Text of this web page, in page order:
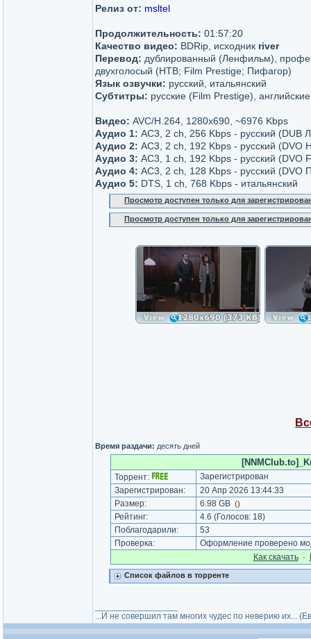
Релиз от: msltel
Продолжительность: 01:57:20
Качество видео: BDRip, исходник river
Перевод: дублированный (Ленфильм),
двухголосый (НТВ; Film Prestige; Пифагор)
Язык озвучки: русский, итальянский
Субтитры: русские (Film Prestige), английские
Видео: AVC/H.264, 1280x690, ~6976 Kbps
Аудио 1: AC3, 2 ch, 256 Kbps - русский (DUB
Аудио 2: AC3, 2 ch, 192 Kbps - русский (DVO
Аудио 3: AC3, 1 ch, 192 Kbps - русский
Аудио 4: AC3, 2 ch, 128 Kbps - русский (DVO
Аудио 5: DTS, 1 ch, 768 Kbps - итальянский
Просмотр доступен только для
Просмотр доступен только для
Время раздачи: десять дней
Торрент:
Зарегистрирован
Зарегистрирован:
20 Апр 2026 13:44:33
Размер:
6.98 GB ()
Рейтинг: 4.6 (Голосов: 18)
Поблагодарили:
53
Проверка:
Оформление проверено
Как cкачать·
Список файлов в торренте
...И не совершил там многих чудес по неверию их...